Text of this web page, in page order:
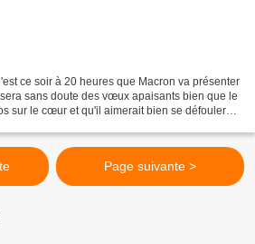
ce soir à 20 heures que Macron va présenter
sans doute des vœux apaisants bien que le
sur le cœur et qu'il aimerait bien se défouler
Page suivante >